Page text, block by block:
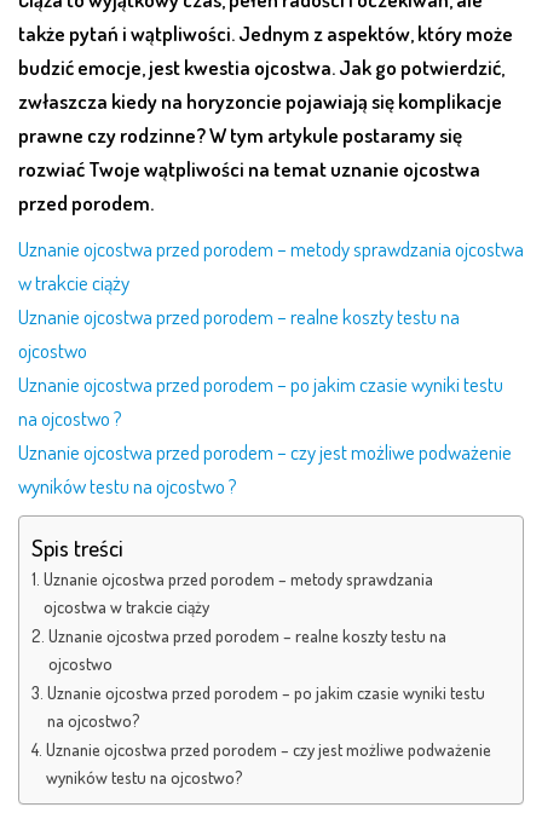
także pytań i wątpliwości. Jednym z aspektów, który może
budzić emocje, jest kwestia ojcostwa. Jak go potwierdzić,
zwłaszcza kiedy na horyzoncie pojawiają się komplikacje
prawne czy rodzinne? W tym artykule postaramy się
rozwiać Twoje wątpliwości na temat uznanie ojcostwa
przed porodem.
Uznanie ojcostwa przed porodem – metody sprawdzania ojcostwa
w trakcie ciąży
Uznanie ojcostwa przed porodem – realne koszty testu na
ojcostwo
Uznanie ojcostwa przed porodem – po jakim czasie wyniki testu
na ojcostwo ?
Uznanie ojcostwa przed porodem – czy jest możliwe podważenie
wyników testu na ojcostwo ?
Spis treści
Uznanie ojcostwa przed porodem – metody sprawdzania
ojcostwa w trakcie ciąży
Uznanie ojcostwa przed porodem – realne koszty testu na
ojcostwo
Uznanie ojcostwa przed porodem – po jakim czasie wyniki testu
na ojcostwo?
Uznanie ojcostwa przed porodem – czy jest możliwe podważenie
wyników testu na ojcostwo?